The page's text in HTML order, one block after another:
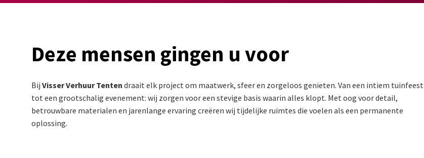
Deze mensen gingen u voor
Bij Visser Verhuur Tenten draait elk project om maatwerk, sfeer en zorgeloos genieten. Van een intiem tuinfeest
tot een grootschalig evenement: wij zorgen voor een stevige basis waarin alles klopt. Met oog voor detail,
betrouwbare materialen en jarenlange ervaring creëren wij tijdelijke ruimtes die voelen als een permanente
oplossing.